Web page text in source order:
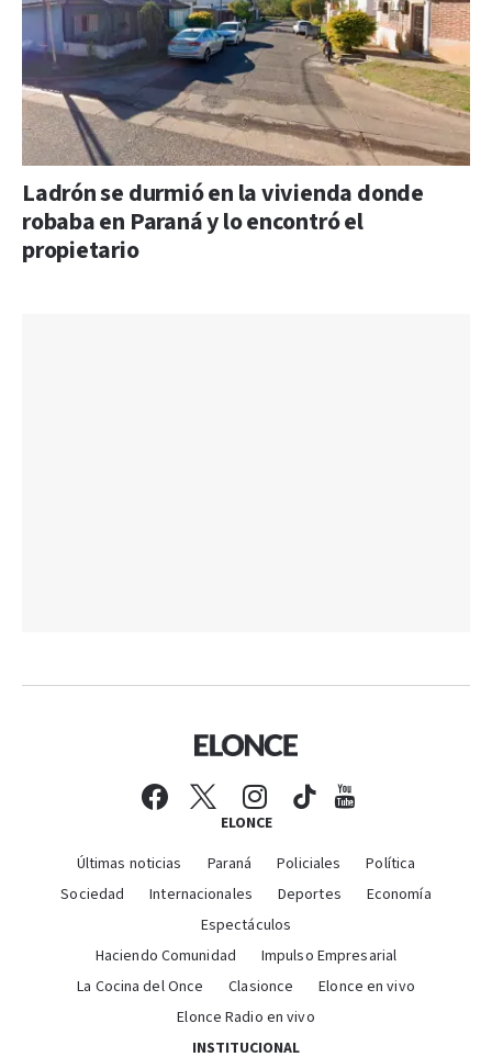
Ladrón se durmió en la vivienda donde
robaba en Paraná y lo encontró el
propietario
ELONCE
Últimas noticias Paraná Policiales
Política
Sociedad
Internacionales Deportes
Economía
Espectáculos
Haciendo Comunidad
Impulso Empresarial
La Cocina del Once
Clasionce
Elonce en vivo
Elonce Radio en vivo
INSTITUCIONAL